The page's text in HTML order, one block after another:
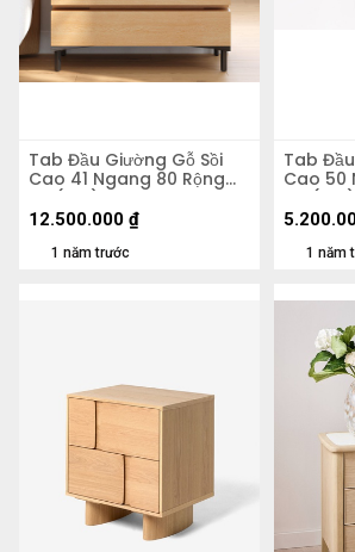
Tab Đầu Giường Gỗ Sồi
Cao 41 Ngang 80 Rộng
80 (cm)
1 năm trước
12.500.000 ₫
Tab
Cao 50
48 (cm)
1 năm